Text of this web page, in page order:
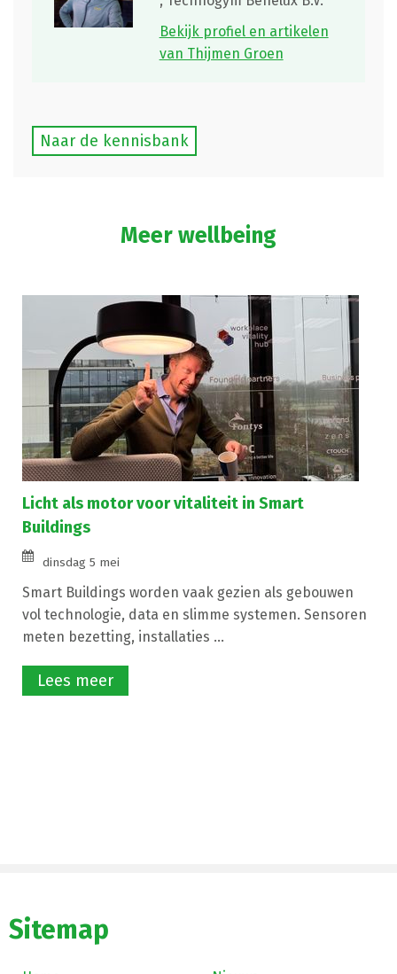
Bekijk profiel en artikelen
van Thijmen Groen
Naar de kennisbank
Meer wellbeing
Licht als motor voor vitaliteit in Smart
Buildings
dinsdag 5 mei
Smart Buildings worden vaak gezien als gebouwen
vol technologie, data en slimme systemen. Sensoren
meten bezetting, installaties ...
Lees meer
Sitemap